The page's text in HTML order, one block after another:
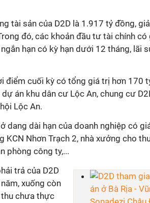
tài sản của D2D là 1.917 tỷ đồng,
đó, các khoản đầu tư tài chính
hạn có kỳ hạn dưới 12 tháng, lãi
điểm cuối kỳ có tổng giá trị hơn 170
án khu dân cư Lộc An, chung cư
Lộc An.
dang dài hạn của doanh nghiệp có
KCN Nhơn Trạch 2, nhà xưởng cho
phòng công ty,...
trả của D2D
xuống còn
chưa thực